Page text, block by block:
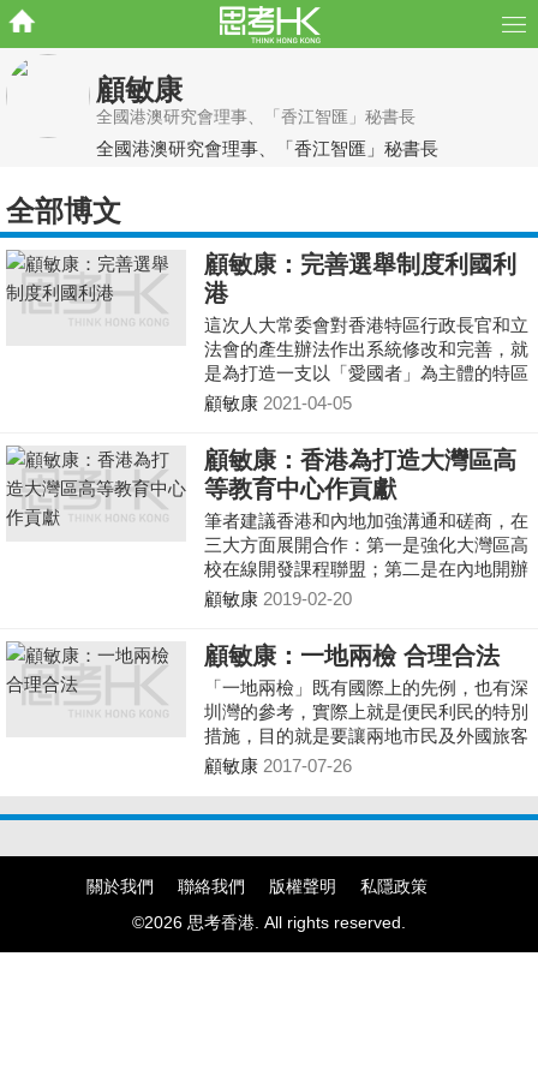
顧敏康
全國港澳研究會理事、「香江智匯」秘書長
全國港澳研究會理事、「香江智匯」秘書長
全部博文
顧敏康：完善選舉制度利國利
港
這次人大常委會對香港特區行政長官和立
法會的產生辦法作出系統修改和完善，就
是為打造一支以「愛國者」為主體的特區
管治隊伍奠定了基礎。
顧敏康 2021-04-05
顧敏康：香港為打造大灣區高
等教育中心作貢獻
筆者建議香港和內地加強溝通和磋商，在
三大方面展開合作：第一是強化大灣區高
校在線開發課程聯盟；第二是在內地開辦
香港的大學分校；第三是香港高校應制定
工作提供便利。
顧敏康 2019-02-20
顧敏康：一地兩檢 合理合法
「一地兩檢」既有國際上的先例，也有深
圳灣的參考，實際上就是便民利民的特別
措施，目的就是要讓兩地市民及外國旅客
在使用高鐵時，均能享受快捷良好的服
顧敏康 2017-07-26
關於我們 聯絡我們 版權聲明
私隱政策
©2026 思考香港. All rights reserved.